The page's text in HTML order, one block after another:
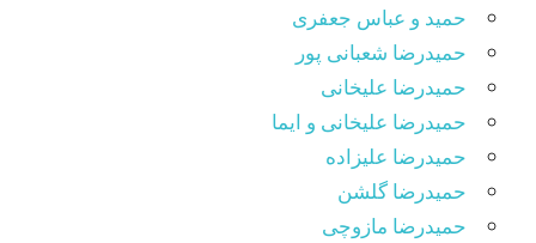
حمید و عباس جعفری
حمیدرضا شعبانی پور
حمیدرضا علیخانی
حمیدرضا علیخانی و ایما
حمیدرضا علیزاده
حمیدرضا گلشن
حمیدرضا مازوچی